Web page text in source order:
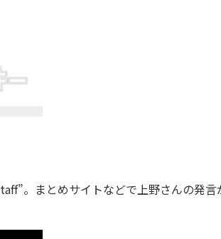
。まとめサイトなどで上野さんの発言